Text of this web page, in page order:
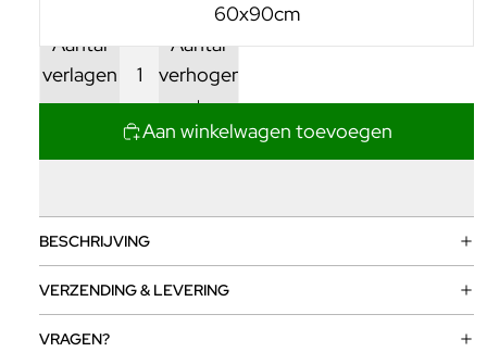
60x90cm
Aantal
verlagen
Aantal
verhogen
Aan winkelwagen toevoegen
BESCHRIJVING
VERZENDING & LEVERING
VRAGEN?